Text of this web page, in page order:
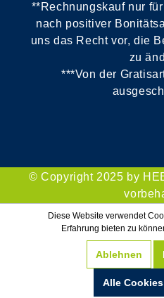
**Rechnungskauf nur
nach positiver
uns das Recht vor, die
zu
***Von der
© Copyright 2025 by
Diese Website verwendet
Erfahrung bieten zu
Ablehnen
Alle